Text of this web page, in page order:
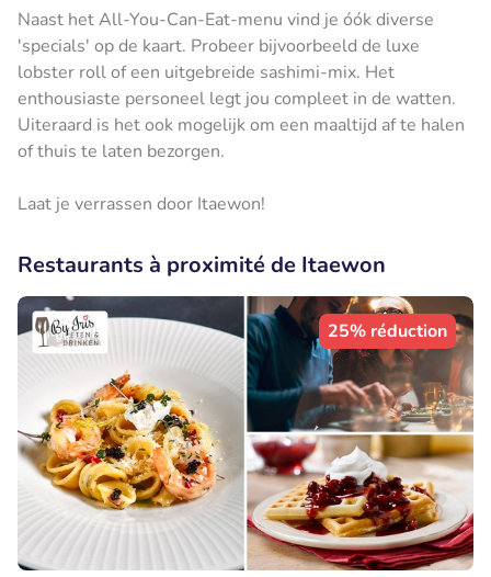
Naast het All-You-Can-Eat-menu vind je óók diverse
'specials' op de kaart. Probeer bijvoorbeeld de luxe
lobster roll of een uitgebreide sashimi-mix. Het
enthousiaste personeel legt jou compleet in de watten.
Uiteraard is het ook mogelijk om een maaltijd af te halen
of thuis te laten bezorgen.
Laat je verrassen door Itaewon!
Restaurants à proximité de Itaewon
25% réduction